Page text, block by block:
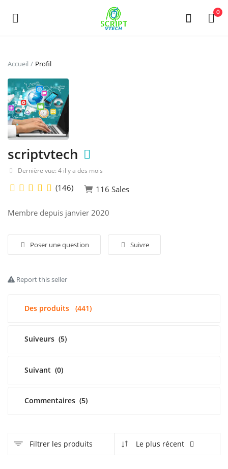
Powered by 0
Vendre
Main Menu
Catégories
Accueil
Liste de souhaits
S'inscrire
Accueil Profil
scriptvtech
Dernière vue: 4 il y a des mois
(146) 116 Sales
Membre depuis janvier 2020
Poser une question Suivre
Report this seller
Des produits (441)
Suiveurs (5)
Suivant (0)
Commentaires (5)
Filtrer les produits Le plus récent